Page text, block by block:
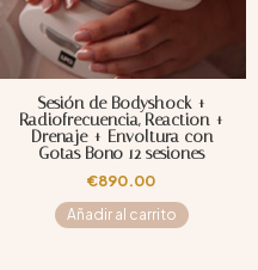
Sesión de Bodyshock +
Radiofrecuencia, Reaction +
Drenaje + Envoltura con
Gotas Bono 12 sesiones
€890.00
Añadir al carrito